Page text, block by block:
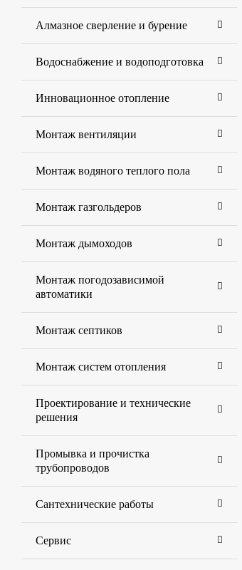
Алмазное сверление и бурение
Водоснабжение и водоподготовка
Инновационное отопление
Монтаж вентиляции
Монтаж водяного теплого пола
Монтаж газгольдеров
Монтаж дымоходов
Монтаж погодозависимой
автоматики
Монтаж септиков
Монтаж систем отопления
Проектирование и технические
решения
Промывка и прочистка
трубопроводов
Сантехнические работы
Сервис